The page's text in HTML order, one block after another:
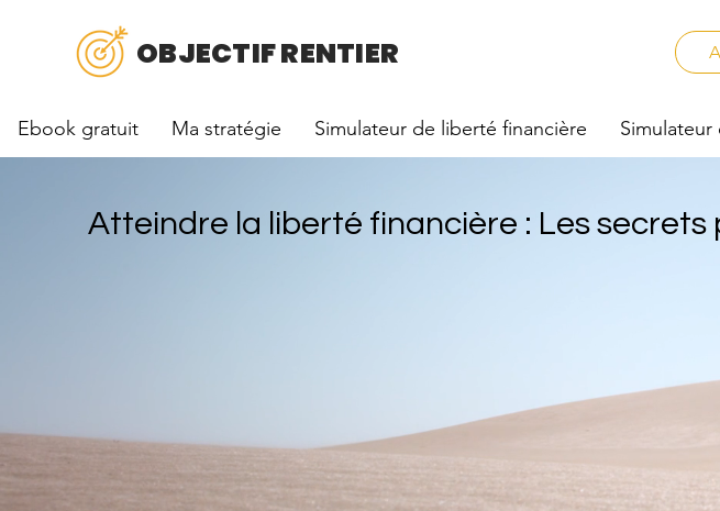
OBJECTIF RENTIER
Ebook gratuit Ma stratégie Simulateur de liberté financière
Atteindre la liberté financière : Les